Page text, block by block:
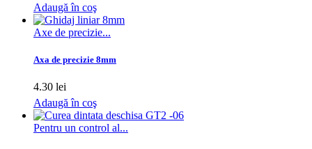
Adaugă în coş
Axe de precizie...
Axa de precizie 8mm
4.30 lei
Adaugă în coş
Pentru un control al...